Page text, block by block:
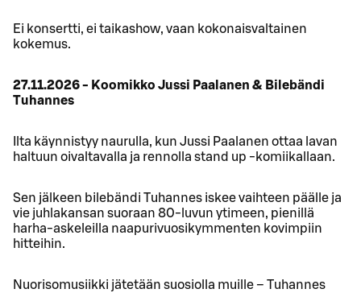
Ei konsertti, ei taikashow, vaan kokonaisvaltainen
kokemus.
27.11.2026 - Koomikko Jussi Paalanen & Bilebändi
Tuhannes
Ilta käynnistyy naurulla, kun Jussi Paalanen ottaa lavan
haltuun oivaltavalla ja rennolla stand up ‑komiikallaan.
Sen jälkeen bilebändi Tuhannes iskee vaihteen päälle ja
vie juhlakansan suoraan 80‑luvun ytimeen, pienillä
harha-askeleilla naapurivuosikymmenten kovimpiin
hitteihin.
Nuorisomusiikki jätetään suosiolla muille – Tuhannes